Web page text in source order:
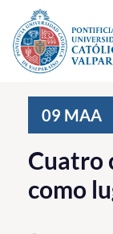
Click acá para ir
Investigación,
PUCV
Vinculación
09 MAA
Cuatro
como